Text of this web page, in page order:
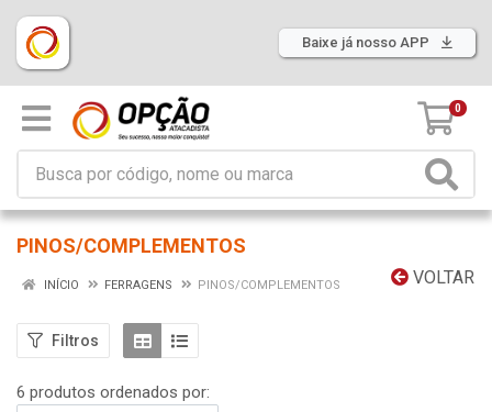
Baixe já nosso APP
0
PINOS/COMPLEMENTOS
VOLTAR
INÍCIO FERRAGENS PINOS/COMPLEMENTOS
Filtros
6 produtos ordenados por: